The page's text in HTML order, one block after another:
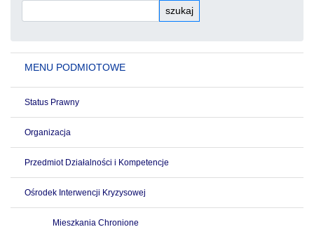
szukaj
MENU PODMIOTOWE
Status Prawny
Organizacja
Przedmiot Działalności i Kompetencje
Ośrodek Interwencji Kryzysowej
Mieszkania Chronione